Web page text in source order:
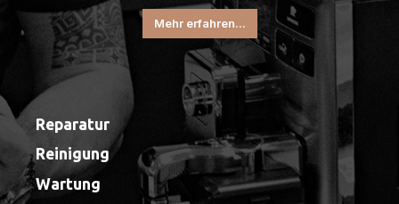
Mehr erfahren...
Reparatur
Reinigung
Wartung